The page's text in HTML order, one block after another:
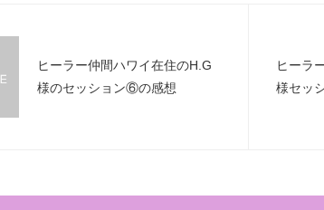
ヒーラー仲間ハワイ在住のH.G
様のセッション⑥の感想
ヒーラ
様セッ